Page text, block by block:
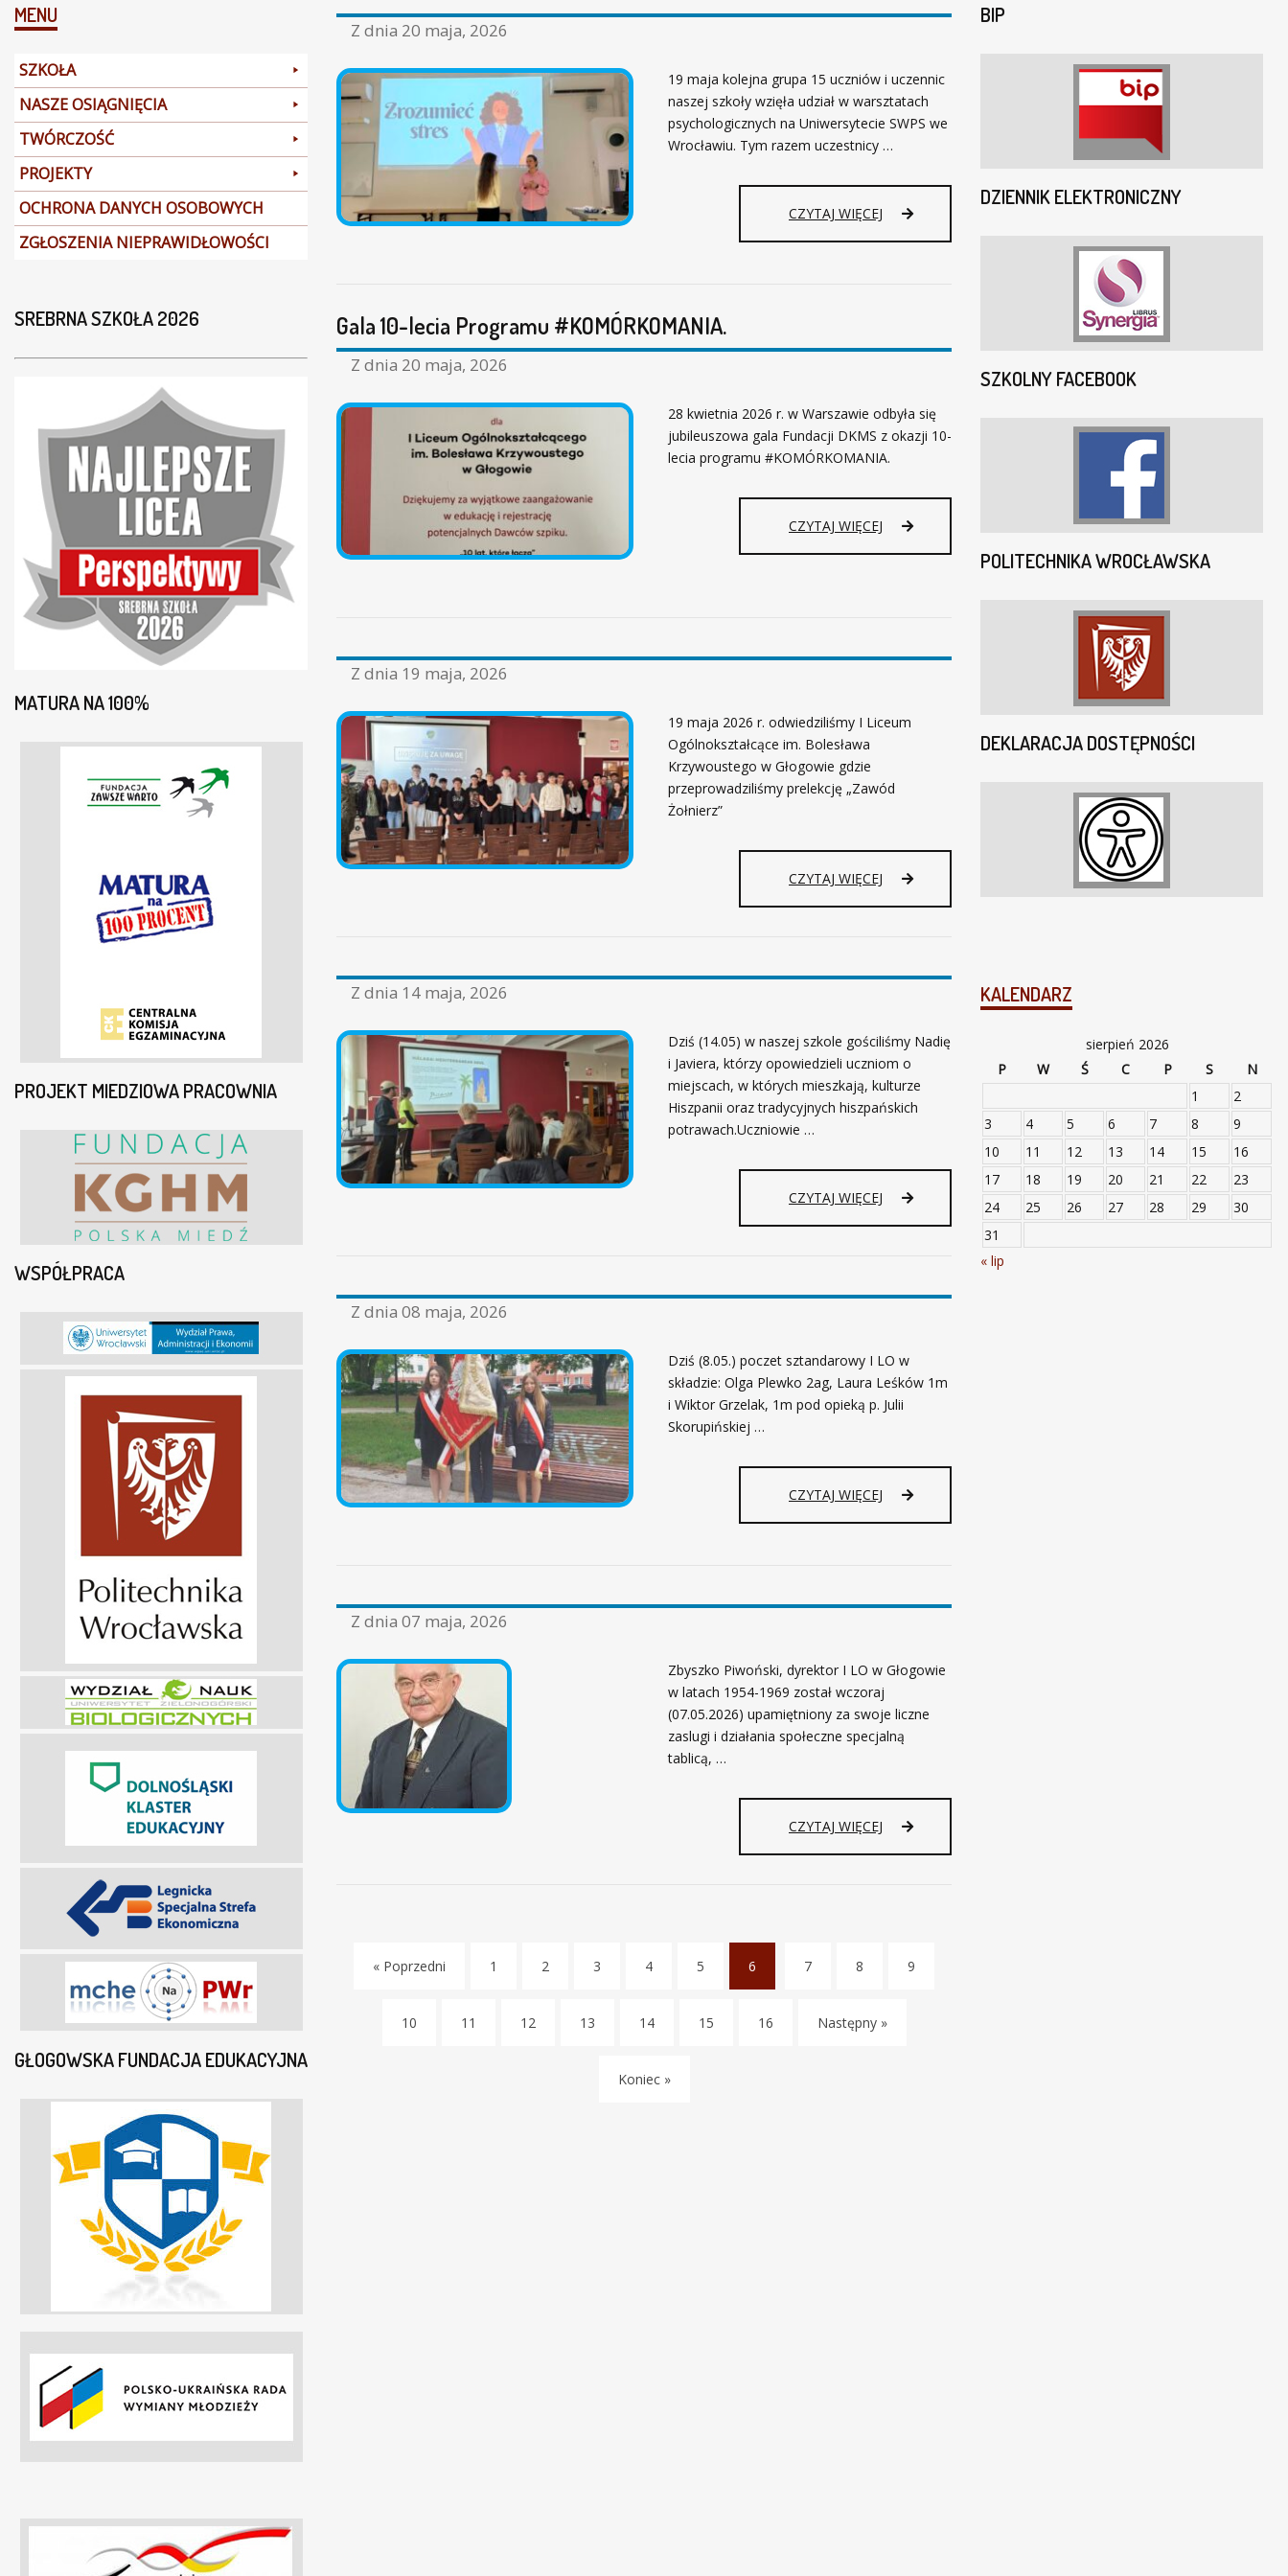
Z dnia 20 maja, 2026
19 maja kolejna grupa 15 uczniów i uczennic
naszej szkoły wzięła udział w warsztatach
psychologicznych na Uniwersytecie SWPS we
Wrocławiu. Tym razem uczestnicy …
CZYTAJ WIĘCEJ
Gala 10-lecia Programu #KOMÓRKOMANIA.
Z dnia 20 maja, 2026
28 kwietnia 2026 r. w Warszawie odbyła się
jubileuszowa gala Fundacji DKMS z okazji 10-
lecia programu #KOMÓRKOMANIA.
CZYTAJ WIĘCEJ
L
I
O
A
#
Ó
O
M
A
N
I
Z dnia 19 maja, 2026
19 maja 2026 r. odwiedziliśmy I Liceum
Ogólnokształcące im. Bolesława
Krzywoustego w Głogowie gdzie
przeprowadziliśmy prelekcję „Zawód
Żołnierz”
CZYTAJ WIĘCEJ
Z dnia 14 maja, 2026
Dziś (14.05) w naszej szkole gościliśmy Nadię
i Javiera, którzy opowiedzieli uczniom o
miejscach, w których mieszkają, kulturze
Hiszpanii oraz tradycyjnych hiszpańskich
potrawach.Uczniowie …
CZYTAJ WIĘCEJ
Z dnia 08 maja, 2026
Dziś (8.05.) poczet sztandarowy I LO w
składzie: Olga Plewko 2ag, Laura Leśków 1m
i Wiktor Grzelak, 1m pod opieką p. Julii
Skorupińskiej …
CZYTAJ WIĘCEJ
Z dnia 07 maja, 2026
Zbyszko Piwoński, dyrektor I LO w Głogowie
w latach 1954-1969 został wczoraj
(07.05.2026) upamiętniony za swoje liczne
zaslugi i działania społeczne specjalną
tablicą, …
CZYTAJ WIĘCEJ
« Poprzedni 1 2 3 4 5
6
c
7 8 9
10 11 12 13 14 15 16 Następny »
Koniec »
MENU
SZKOŁA
NASZE OSIĄGNIĘCIA
TWÓRCZOŚĆ
PROJEKTY
OCHRONA DANYCH OSOBOWYCH
ZGŁOSZENIA NIEPRAWIDŁOWOŚCI
SREBRNA SZKOŁA 2026
MATURA NA 100%
PROJEKT MIEDZIOWA PRACOWNIA
WSPÓŁPRACA
GŁOGOWSKA FUNDACJA EDUKACYJNA
BIP
DZIENNIK ELEKTRONICZNY
SZKOLNY FACEBOOK
POLITECHNIKA WROCŁAWSKA
DEKLARACJA DOSTĘPNOŚCI
KALENDARZ
sierpień 2026
P
W Ś C P S
N
1
2
3
4 5 6 7 8
9
10
11 12 13 14 15
16
17
18 19 20 21 22
23
24
25 26 27 28 29
30
31
« lip